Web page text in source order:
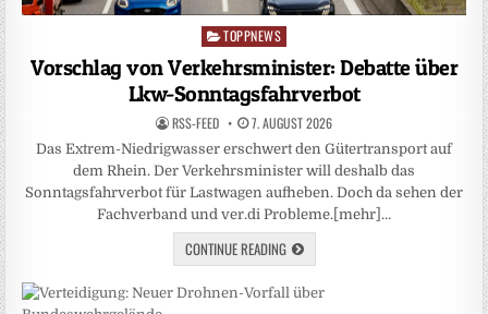
Posted
in
TOPPNEWS
Vorschlag von Verkehrsminister: Debatte über
Lkw-Sonntagsfahrverbot
RSS-FEED 7. AUGUST 2026
Das Extrem-Niedrigwasser erschwert den Gütertransport auf
dem Rhein. Der Verkehrsminister will deshalb das
Sonntagsfahrverbot für Lastwagen aufheben. Doch da sehen der
Fachverband und ver.di Probleme.[mehr]…
CONTINUE READING